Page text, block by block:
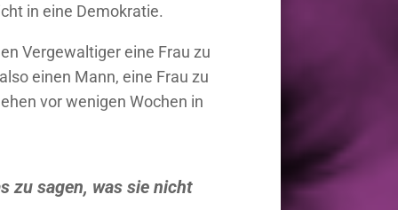
in eine Demokratie.
Vergewaltiger eine Frau zu
einen Mann, eine Frau zu
vor wenigen Wochen in
zu sagen, was sie nicht